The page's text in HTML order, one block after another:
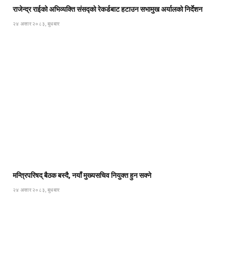
राजेन्द्र राईको अभिव्यक्ति संसद्को रेकर्डबाट हटाउन सभामुख अर्यालको निर्देशन
२४ असार २०८३, बुधबार
मन्त्रिपरिषद् बैठक बस्दै, नयाँ मुख्यसचिव नियुक्त हुन सक्ने
२४ असार २०८३, बुधबार